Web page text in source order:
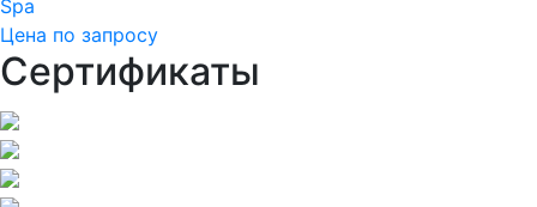
Spa
Цена по запросу
Сертификаты